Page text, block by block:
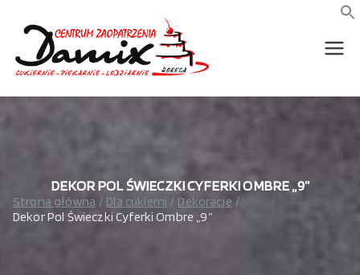
treści
wszystko
gastrono
wszystko dla piekarni,
DEKOR POL ŚWIECZKI CYFERKI OMBRE „9”
Strona główna Dla cukierni
Dekoracje
Dekor Pol Świeczki Cyferki Ombre „9”